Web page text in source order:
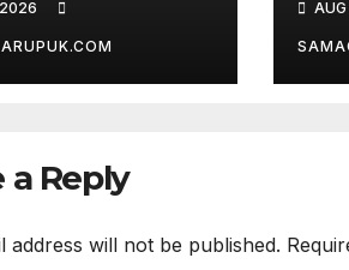
पेंशन
a Reply
address will not be published.